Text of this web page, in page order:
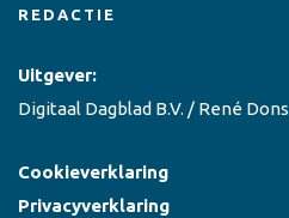
REDACTIE
Uitgever:
Digitaal Dagblad B.V. / René Dons
Cookieverklaring
Privacyverklaring